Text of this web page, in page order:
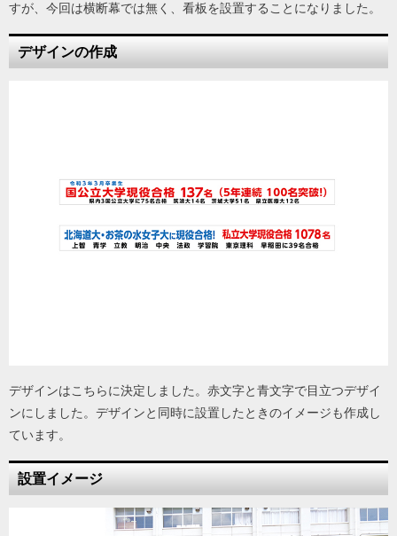
すが、今回は横断幕では無く、看板を設置することになりました。
デザインの作成
デザインはこちらに決定しました。赤文字と青文字で目立つデザイ
ンにしました。デザインと同時に設置したときのイメージも作成し
ています。
設置イメージ